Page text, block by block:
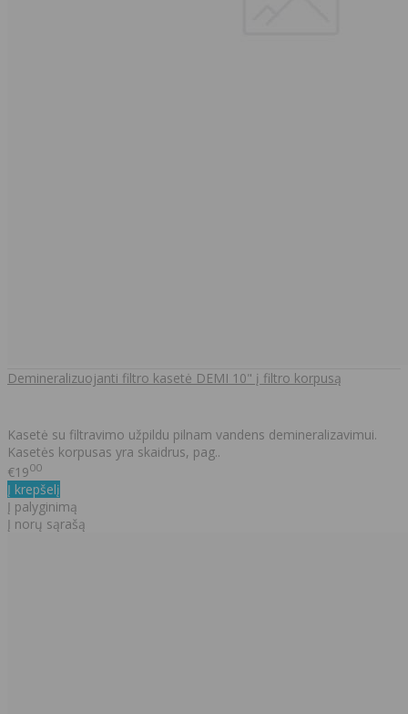
Demineralizuojanti filtro kasetė DEMI 10" į filtro korpusą
Kasetė su filtravimo užpildu pilnam vandens demineralizavimui.
Kasetės korpusas yra skaidrus, pag..
€1900
Į krepšelį
Į palyginimą
Į norų sąrašą